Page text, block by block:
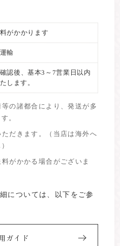
がかかります
輸
認後、基本3～7営業日以内
します。
の諸都合により、発送が多
。
だきます。（当店は海外へ
がかかる場合がございま
については、以下をご参
ガイド